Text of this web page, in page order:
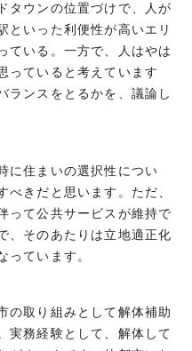
タウンの位置づけで、人が
といった利便性が高いエリ
ている。一方で、人はやは
っていると考えています
ランスをとるかを、議論し
に住まいの選択性につい
べきだと思います。ただ、
って公共サービスが維持で
、そのあたりは立地適正化
っています。
取り組みとして解体補助
実務経験として、解体して